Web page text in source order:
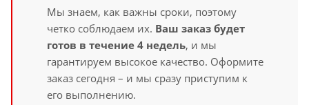
Мы знаем, как важны сроки, поэтому
четко соблюдаем их. Ваш заказ будет
готов в течение 4 недель, и мы
гарантируем высокое качество. Оформите
заказ сегодня – и мы сразу приступим к
его выполнению.